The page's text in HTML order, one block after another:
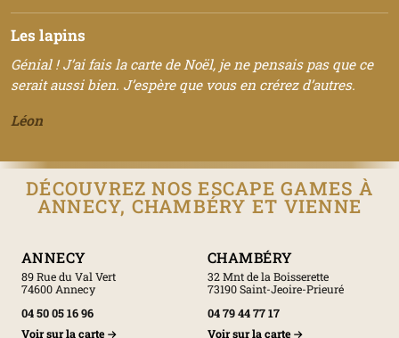
Les lapins
Génial ! J’ai fais la carte de Noël, je ne pensais pas que ce
serait aussi bien. J’espère que vous en crérez d’autres.
Léon
DÉCOUVREZ NOS ESCAPE GAMES À
ANNECY, CHAMBÉRY ET VIENNE
ANNECY
89 Rue du Val Vert
74600 Annecy
04 50 05 16 96
Voir sur la carte
CHAMBÉRY
32 Mnt de la Boisserette
73190 Saint-Jeoire-Prieuré
04 79 44 77 17
Voir sur la carte